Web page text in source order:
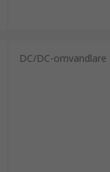
DC/DC-omvandlare